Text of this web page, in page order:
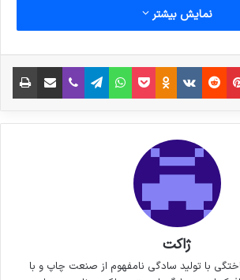
نمایش بیشتر
‫پین‌ترست
‫رددیت‫VKontakte
‫Odnoklassniki
پاکتواتس آپ تلگراموایبر اشتراک گذاری از طریق ایمیل
ژاکت
با تولید سادگی نامفهوم از صنعت چاپ و با